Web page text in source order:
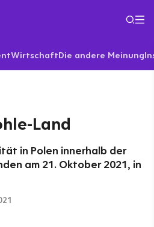
WirtschaftDie andere Meinung
Land
in Polen innerhalb der
am 21. Oktober 2021, in